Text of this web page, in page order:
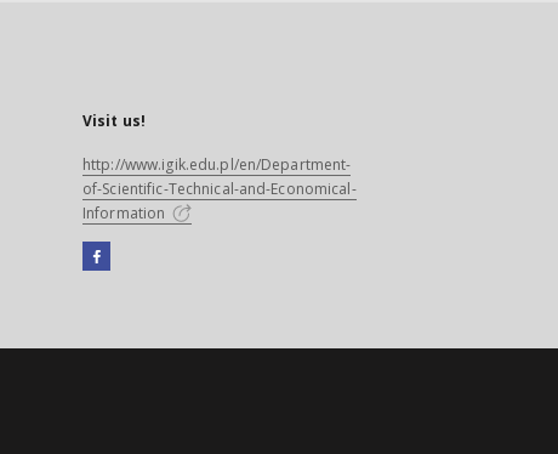
Visit us!
http://www.igik.edu.pl/en/Department-
of-Scientific-Technical-and-Economical-
Information
Facebook
open